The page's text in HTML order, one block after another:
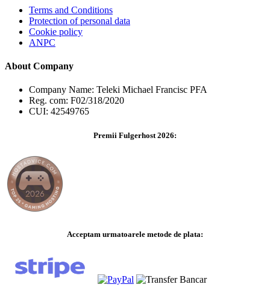
Terms and Conditions
Protection of personal data
Cookie policy
ANPC
About Company
Company Name: Teleki Michael Francisc PFA
Reg. com: F02/318/2020
CUI: 42549765
Premii Fulgerhost 2026:
Acceptam urmatoarele metode de plata: